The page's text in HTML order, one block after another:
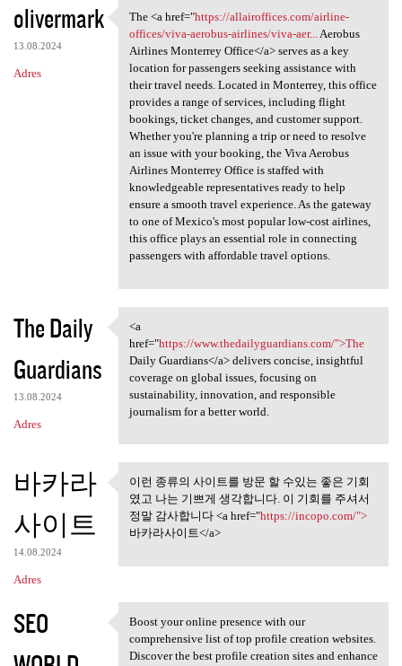
olivermark
13.08.2024
Adres
The <a href="https:/
The <a href="https://allairoffices.com/airline-
offices/viva-aerobus-airlines/viva-aer...Aerobus
Airlines Monterrey Office</a> serves as a key
location for passengers seeking assistance with
their travel needs. Located in Monterrey, this office
provides a range of services, including flight
bookings, ticket changes, and customer support.
Whether you're planning a trip or need to resolve
an issue with your booking, the Viva Aerobus
Airlines Monterrey Office is staffed with
knowledgeable representatives ready to help
ensure a smooth travel experience. As the gateway
to one of Mexico's most popular low-cost airlines,
this office plays an essential role in connecting
passengers with affordable travel options.
The Daily
Guardians
13.08.2024
Adres
<a href="https://www
<a
href="https://www.thedailyguardians.com/">The
Daily Guardians</a> delivers concise, insightful
coverage on global issues, focusing on
sustainability, innovation, and responsible
journalism for a better world.
바카라
사이트
14.08.2024
Adres
이런 종류의 사이트를 방문 할 수
있는 좋은 기회 였고
이런 종류의 사이트를 방문 할 수있는 좋은 기회
였고 나는 기쁘게 생각합니다. 이 기회를 주셔서
정말 감사합니다 <a href="https://incopo.com/">
바카라사이트</a>
SEO
Boost your online presence
Boost your online presence with our
comprehensive list of top profile creation websites.
Discover the best profile creation sites and enhance